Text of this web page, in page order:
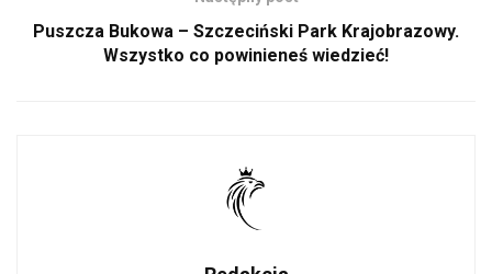
Puszcza Bukowa – Szczeciński Park Krajobrazowy.
Wszystko co powinieneś wiedzieć!